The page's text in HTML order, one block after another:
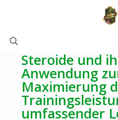
Steroide und
Anwendung
Maximierung
umfassender